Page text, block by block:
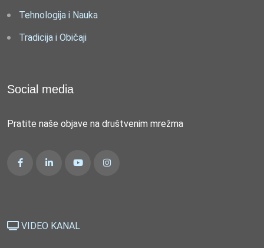
Tehnologija i Nauka
Tradicija i Običaji
Social media
Pratite naše objave na društvenim mrežma
VIDEO KANAL